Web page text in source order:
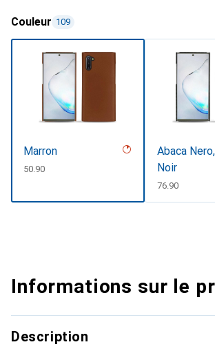
Couleur 109
Marron
CHF
50.90
Abaca
Noir
CHF
76.90
Informations sur le
Description